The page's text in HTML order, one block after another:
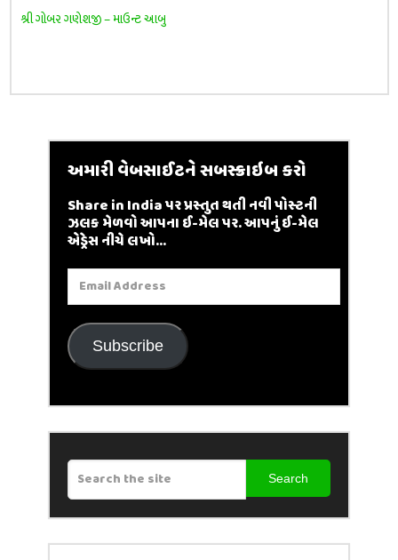
શ્રી ગોબર ગણેશજી – માઉન્ટ આબુ
અમારી વેબસાઈટને સબસ્ક્રાઇબ કરો
Share in India પર પ્રસ્તુત થતી નવી પોસ્ટની
ઝલક મેળવો આપના ઈ-મેલ પર. આપનું ઈ-મેલ
એડ્રેસ નીચે લખો...
Email
Address
Subscribe
Search